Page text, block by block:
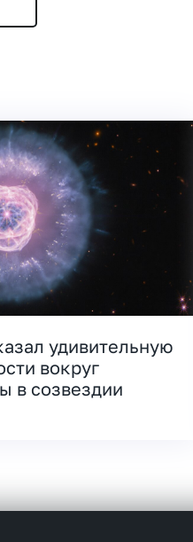
удивительную
вокруг
в созвездии